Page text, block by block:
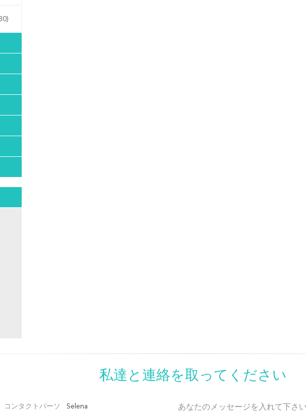
私達と連絡を取ってください
コンタクトパーソ
Selena あなたのメッセージを入れて下さ